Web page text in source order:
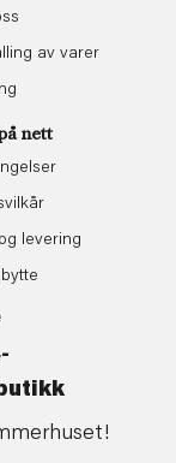
av varer
nett
levering